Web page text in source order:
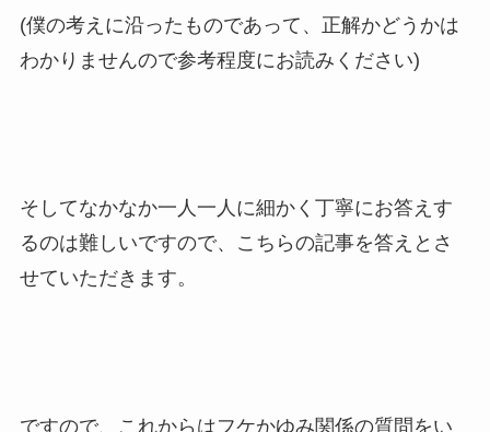
(僕の考えに沿ったものであって、正解かどうかは
わかりませんので参考程度にお読みください)
そしてなかなか一人一人に細かく丁寧にお答えす
るのは難しいですので、こちらの記事を答えとさ
せていただきます。
ですので、これからはフケかゆみ関係の質問をい